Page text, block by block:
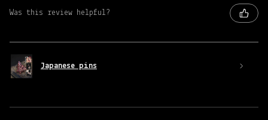
Was this review helpful?
Japanese pins